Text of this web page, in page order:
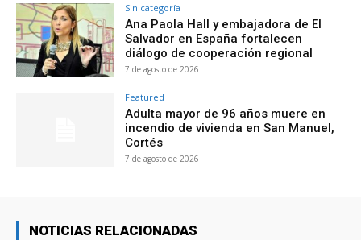
Sin categoría
Ana Paola Hall y embajadora de El
Salvador en España fortalecen
diálogo de cooperación regional
7 de agosto de 2026
Featured
Adulta mayor de 96 años muere en
incendio de vivienda en San Manuel,
Cortés
7 de agosto de 2026
NOTICIAS RELACIONADAS